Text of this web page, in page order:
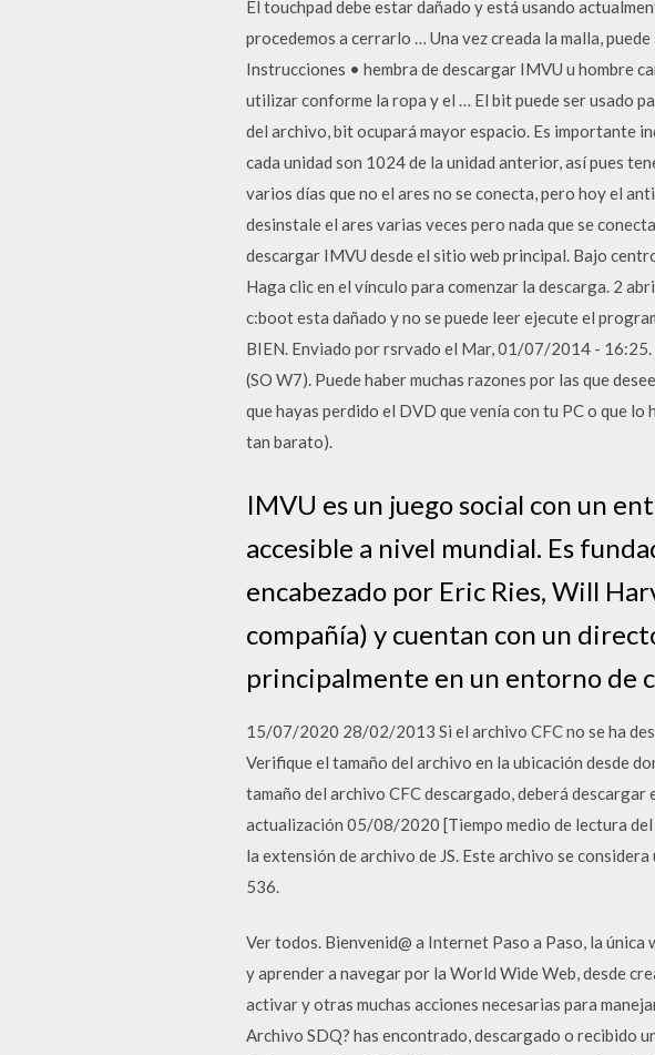
El touchpad debe estar dañado y está usando
procedemos a cerrarlo … Una vez creada la malla,
Instrucciones • hembra de descargar IMVU u hombre
utilizar conforme la ropa y el … El bit puede ser usado
del archivo, bit ocupará mayor espacio. Es importante
cada unidad son 1024 de la unidad anterior, así pues
varios días que no el ares no se conecta, pero hoy el
desinstale el ares varias veces pero nada que se
descargar IMVU desde el sitio web principal. Bajo
Haga clic en el vínculo para comenzar la descarga. 2
c:boot esta dañado y no se puede leer ejecute el
BIEN. Enviado por rsrvado el Mar, 01/07/2014 - 16:25.
(SO W7). Puede haber muchas razones por las que
que hayas perdido el DVD que venía con tu PC o que
tan barato).
IMVU es un juego social con un
accesible a nivel mundial. Es
encabezado por Eric Ries, Will
compañía) y cuentan con un
principalmente en un entorno de
15/07/2020 28/02/2013 Si el archivo CFC no se ha
Verifique el tamaño del archivo en la ubicación desde
tamaño del archivo CFC descargado, deberá
actualización 05/08/2020 [Tiempo medio de lectura
la extensión de archivo de JS. Este archivo se
536.
Ver todos. Bienvenid@ a Internet Paso a Paso, la
y aprender a navegar por la World Wide Web, desde
activar y otras muchas acciones necesarias para
Archivo SDQ? has encontrado, descargado o recibido